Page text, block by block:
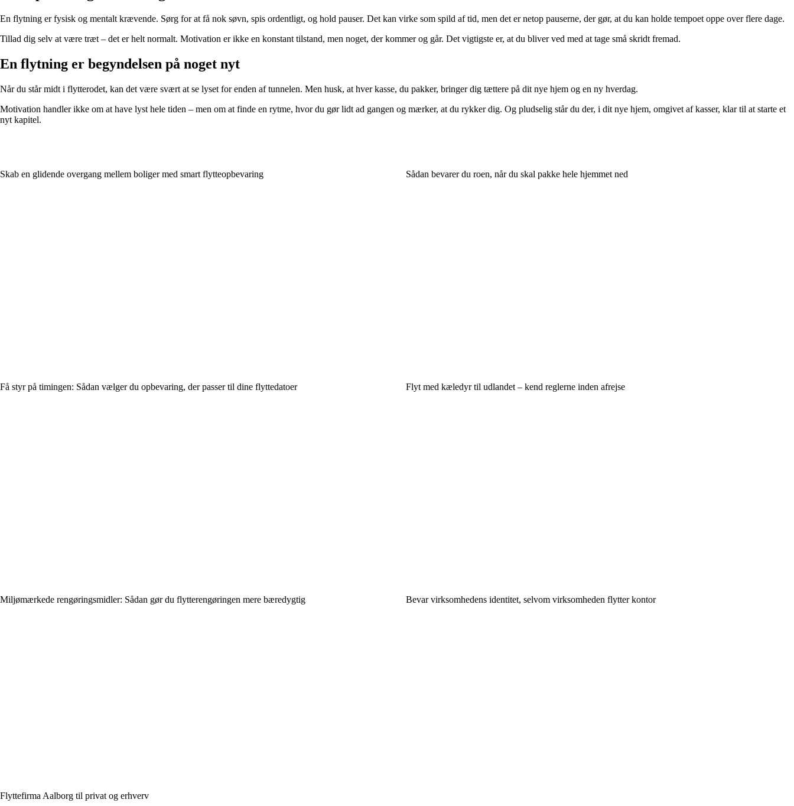
En flytning er fysisk og mentalt krævende. Sørg for at få nok søvn, spis ordentligt, og hold pauser. Det kan virke som spild af tid, men det er netop pauserne, der gør, at du kan holde tempoet oppe over flere dage.
Tillad dig selv at være træt – det er helt normalt. Motivation er ikke en konstant tilstand, men noget, der kommer og går. Det vigtigste er, at du bliver ved med at tage små skridt fremad.
En flytning er begyndelsen på noget nyt
Når du står midt i flytterodet, kan det være svært at se lyset for enden af tunnelen. Men husk, at hver kasse, du pakker, bringer dig tættere på dit nye hjem og en ny hverdag.
Motivation handler ikke om at have lyst hele tiden – men om at finde en rytme, hvor du gør lidt ad gangen og mærker, at du rykker dig. Og pludselig står du der, i dit nye hjem, omgivet af kasser, klar til at starte et
nyt kapitel.
Skab en glidende overgang mellem boliger med smart flytteopbevaring Sådan bevarer du roen, når du skal pakke hele hjemmet ned
Få styr på timingen: Sådan vælger du opbevaring, der passer til dine flyttedatoer Flyt med kæledyr til udlandet – kend reglerne inden afrejse
Miljømærkede rengøringsmidler: Sådan gør du flytterengøringen mere bæredygtig Bevar virksomhedens identitet, selvom virksomheden flytter kontor
Flyttefirma Aalborg til privat og erhverv